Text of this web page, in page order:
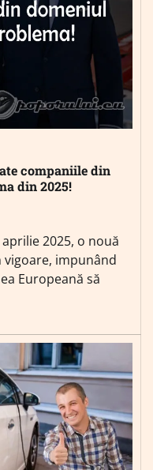
companiile din
din 2025!
2025, o nouă
impunând
Europeană să